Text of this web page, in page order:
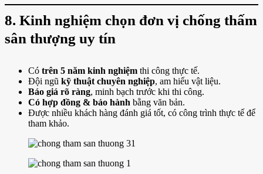
8. Kinh nghiệm chọn đơn vị chống thấm
sân thượng uy tín
Có trên 5 năm kinh nghiệm thi công thực tế.
Đội ngũ kỹ thuật chuyên nghiệp, am hiểu vật liệu.
Báo giá rõ ràng, minh bạch trước khi thi công.
Có hợp đồng & bảo hành bằng văn bản.
Được nhiều khách hàng đánh giá tốt, có công trình thực tế để
tham khảo.